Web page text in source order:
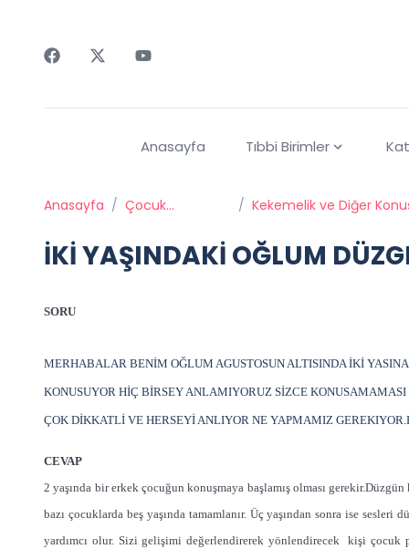
Anasayfa Tıbbi Birimler
Anasayfa / Çocuk
/ Kekemelik ve Diğer
İKİ YAŞINDAKİ OĞLUM
SORU
MERHABALAR BENİM OĞLUM AGUSTOSUN ALTISINDA İKİ
KONUSUYOR HİÇ BİRSEY ANLAMIYORUZ SİZCE
ÇOK DİKKATLİ VE HERSEYİ ANLIYOR NE YAPMAMIZ
CEVAP
2 yaşında bir erkek çocuğun konuşmaya başlamış olması
bazı çocuklarda beş yaşında tamamlanır. Üç yaşından sonra ise
yardımcı olur. Sizi gelişimi değerlendirerek yönlendirecek kişi